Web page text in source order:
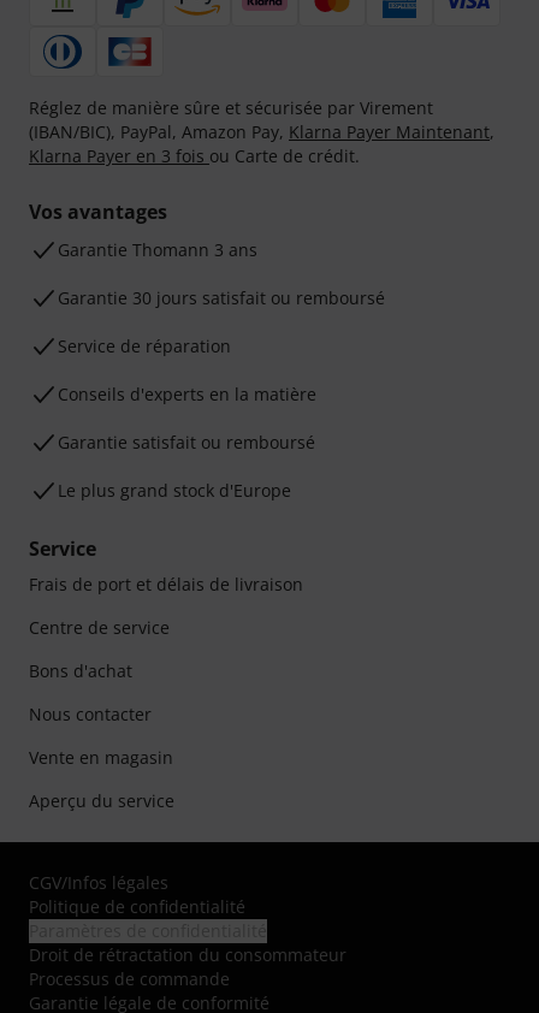
Réglez de manière sûre et sécurisée par Virement
(IBAN/BIC), PayPal, Amazon Pay, Klarna Payer Maintenant,
Klarna Payer en 3 fois ou Carte de crédit.
Vos avantages
Ga­ran­tie Thomann 3 ans
Garantie 30 jours satisfait ou remboursé
Service de réparation
Conseils d'experts en la matière
Garantie satisfait ou remboursé
Le plus grand stock d'Europe
Service
Frais de port et délais de livraison
Centre de service
Bons d'achat
Nous contacter
Vente en magasin
Aperçu du service
CGV/Infos légales
Politique de confidentialité
Droit de rétractation du consommateur
Processus de commande
Garantie légale de conformité